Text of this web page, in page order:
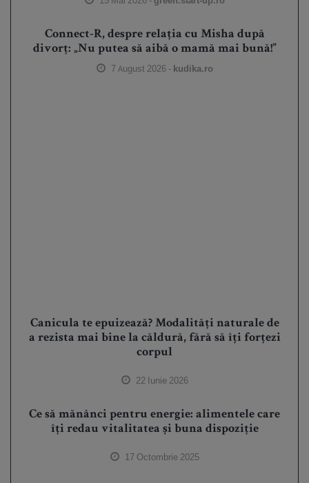
Connect-R, despre relația cu Misha după
divorț: „Nu putea să aibă o mamă mai bună!”
7 August 2026 - kudika.ro
Canicula te epuizează? Modalități naturale de
a rezista mai bine la căldură, fără să îți forțezi
corpul
22 Iunie 2026
Ce să mănânci pentru energie: alimentele care
îți redau vitalitatea și buna dispoziție
17 Octombrie 2025